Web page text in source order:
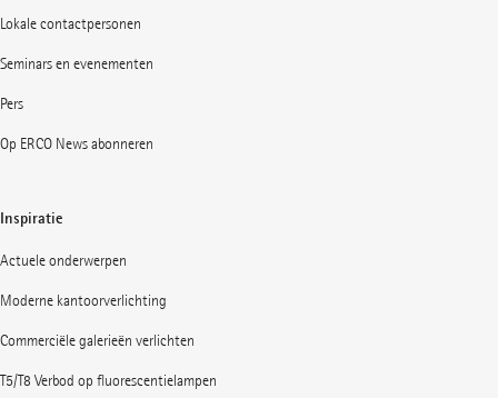
Lokale contactpersonen
Seminars en evenementen
Pers
Op ERCO News abonneren
Inspiratie
Actuele onderwerpen
Moderne kantoorverlichting
Commerciële galerieën verlichten
T5/T8 Verbod op fluorescentielampen